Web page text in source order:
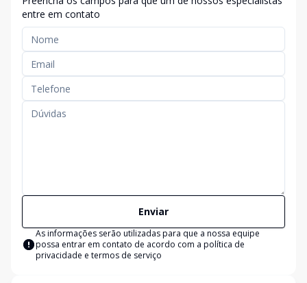
entre em contato
Enviar
As informações serão utilizadas para que a nossa equipe
possa entrar em contato de acordo com a política de
privacidade e termos de serviço